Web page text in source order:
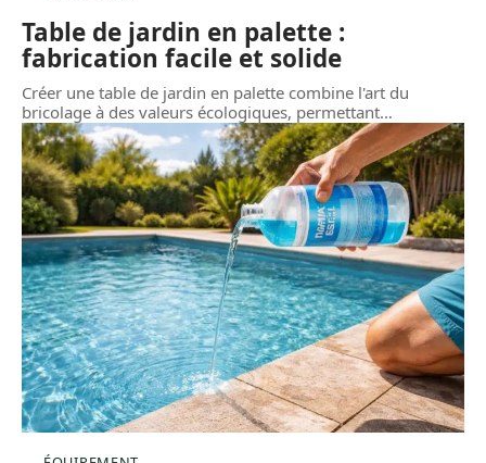
Table de jardin en palette :
fabrication facile et solide
Créer une table de jardin en palette combine l'art du
bricolage à des valeurs écologiques, permettant…